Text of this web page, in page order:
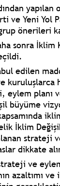
yapılan
ve Yeni Yol
önerileri
sonra İklim
edilen
kuruluşlarca
eylem planı
büyüme
İklim
strateji
dikkate
ve
azaltımı